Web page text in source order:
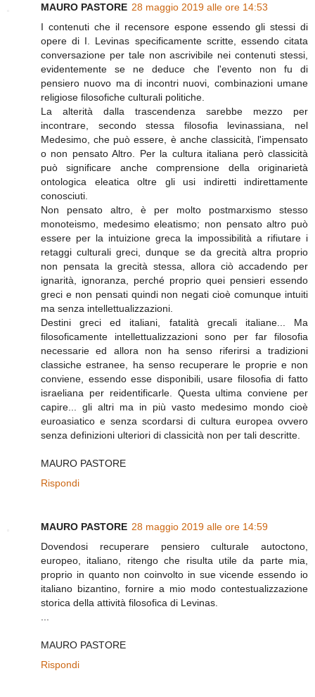
MAURO PASTORE 28 maggio 2019 alle ore 14:53
I contenuti che il recensore espone essendo gli stessi di
opere di I. Levinas specificamente scritte, essendo citata
conversazione per tale non ascrivibile nei contenuti stessi,
evidentemente se ne deduce che l'evento non fu di
pensiero nuovo ma di incontri nuovi, combinazioni umane
religiose filosofiche culturali politiche.
La alterità dalla trascendenza sarebbe mezzo per
incontrare, secondo stessa filosofia levinassiana, nel
Medesimo, che può essere, è anche classicità, l'impensato
o non pensato Altro. Per la cultura italiana però classicità
può significare anche comprensione della originarietà
ontologica eleatica oltre gli usi indiretti indirettamente
conosciuti.
Non pensato altro, è per molto postmarxismo stesso
monoteismo, medesimo eleatismo; non pensato altro può
essere per la intuizione greca la impossibilità a rifiutare i
retaggi culturali greci, dunque se da grecità altra proprio
non pensata la grecità stessa, allora ciò accadendo per
ignarità, ignoranza, perché proprio quei pensieri essendo
greci e non pensati quindi non negati cioè comunque intuiti
ma senza intellettualizzazioni.
Destini greci ed italiani, fatalità grecali italiane... Ma
filosoficamente intellettualizzazioni sono per far filosofia
necessarie ed allora non ha senso riferirsi a tradizioni
classiche estranee, ha senso recuperare le proprie e non
conviene, essendo esse disponibili, usare filosofia di fatto
israeliana per reidentificarle. Questa ultima conviene per
capire... gli altri ma in più vasto medesimo mondo cioè
euroasiatico e senza scordarsi di cultura europea ovvero
senza definizioni ulteriori di classicità non per tali descritte.
MAURO PASTORE
Rispondi
MAURO PASTORE 28 maggio 2019 alle ore 14:59
Dovendosi recuperare pensiero culturale autoctono,
europeo, italiano, ritengo che risulta utile da parte mia,
proprio in quanto non coinvolto in sue vicende essendo io
italiano bizantino, fornire a mio modo contestualizzazione
storica della attività filosofica di Levinas.
MAURO PASTORE
Rispondi